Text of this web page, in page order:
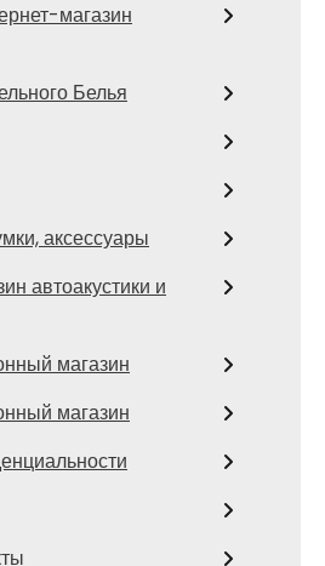
магазин
Белья
аксессуары
автоакустики и
магазин
магазин